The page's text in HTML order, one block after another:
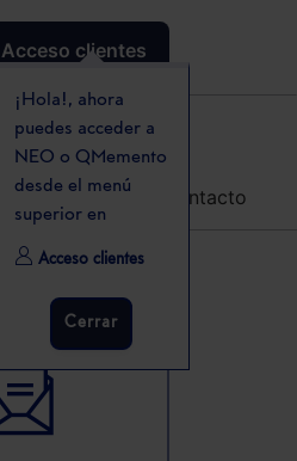
Acceso clientes
¡Hola!, ahora
puedes acceder a
NEO o QMemento
desde el menú
superior en
Acceso clientes
Cerrar
Agenda Contacto